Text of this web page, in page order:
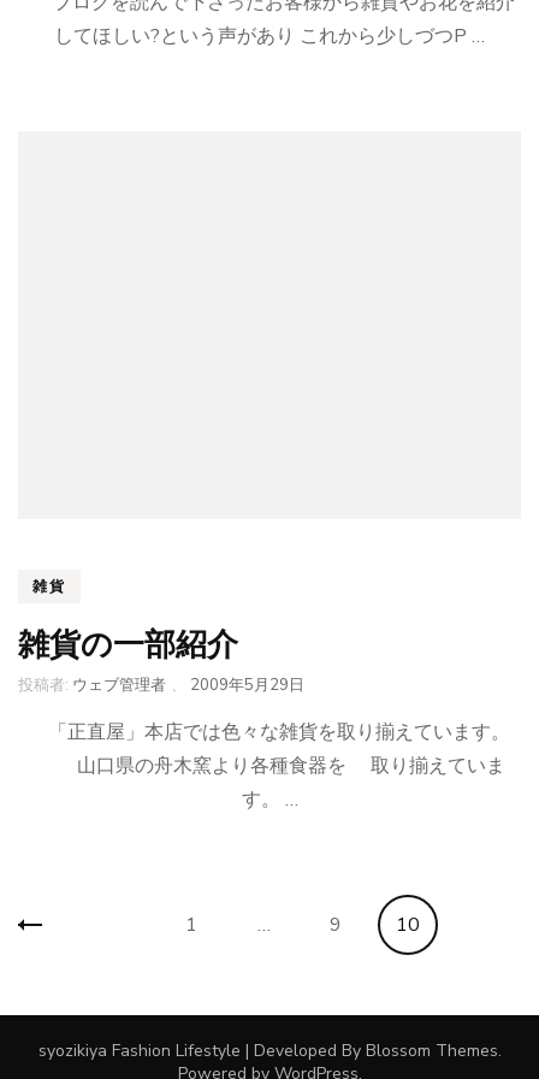
してほしい?という声があり これから少しづつP …
雑貨
雑貨の一部紹介
投稿者: ウェブ管理者 、 2009年5月29日
「正直屋」本店では色々な雑貨を取り揃えています。
山口県の舟木窯より各種食器を 取り揃えていま
す。 …
投
稿
ペ
ー
固
ペ
1 … 固
ペ
9 固
10
syozikiya Fashion Lifestyle | Developed By Blossom Themes.
Powered by WordPress.